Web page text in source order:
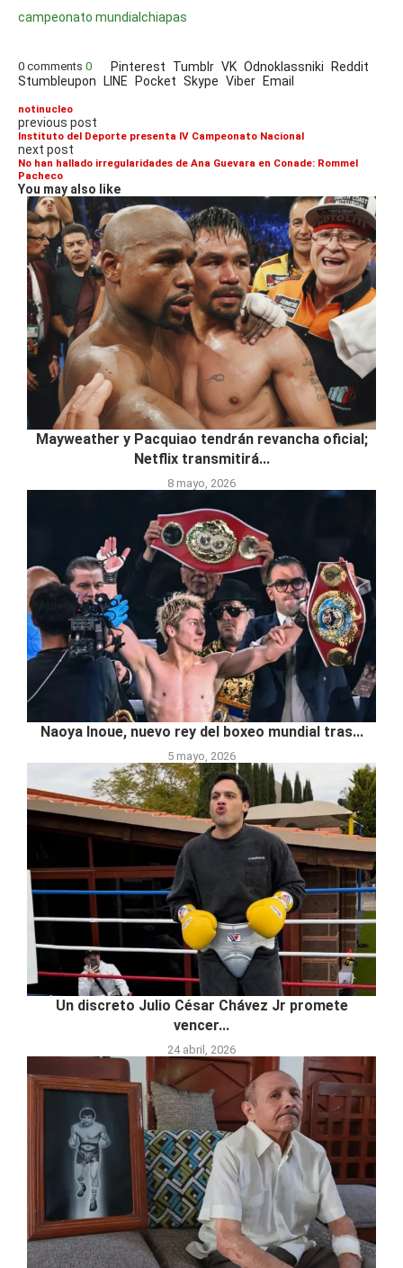
campeonato mundial chiapas
0 comments 0 Pinterest Tumblr VK Odnoklassniki
Reddit
Stumbleupon
LINE Pocket Skype Viber Email
notinucleo
previous post
Instituto del Deporte presenta IV Campeonato Nacional
next post
No han hallado irregularidades de Ana Guevara en Conade: Rommel
Pacheco
You may also like
Mayweather y Pacquiao tendrán revancha oficial;
Netflix transmitirá...
8 mayo, 2026
Naoya Inoue, nuevo rey del boxeo mundial tras...
5 mayo, 2026
Un discreto Julio César Chávez Jr promete
vencer...
24 abril, 2026